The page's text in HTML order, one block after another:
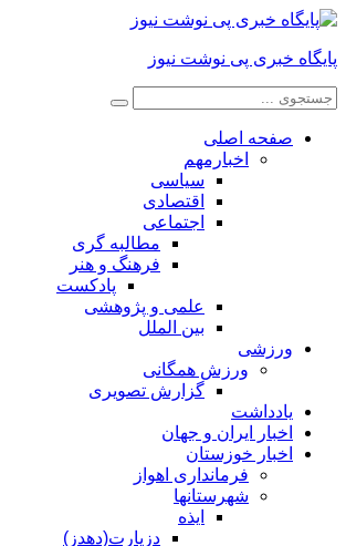
پایگاه خبری پی نوشت نیوز
صفحه اصلی
اخبارمهم
سیاسی
اقتصادی
اجتماعی
مطالبه گری
فرهنگ و هنر
پادکست
علمی و پژوهشی
بین الملل
ورزشی
ورزش همگانی
گزارش تصویری
یادداشت
اخبار ایران و جهان
اخبار خوزستان
فرمانداری اهواز
شهرستانها
ایذه
دزپارت(دهدز)